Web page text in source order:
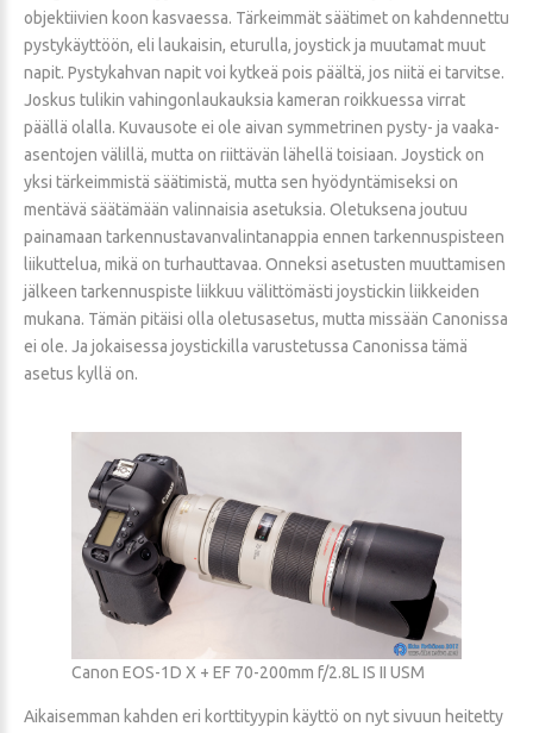
objektiivien koon kasvaessa. Tärkeimmät säätimet on kahdennettu
pystykäyttöön, eli laukaisin, eturulla, joystick ja muutamat muut
napit. Pystykahvan napit voi kytkeä pois päältä, jos niitä ei tarvitse.
Joskus tulikin vahingonlaukauksia kameran roikkuessa virrat
päällä olalla. Kuvausote ei ole aivan symmetrinen pysty- ja vaaka-
asentojen välillä, mutta on riittävän lähellä toisiaan. Joystick on
yksi tärkeimmistä säätimistä, mutta sen hyödyntämiseksi on
mentävä säätämään valinnaisia asetuksia. Oletuksena joutuu
painamaan tarkennustavanvalintanappia ennen tarkennuspisteen
liikuttelua, mikä on turhauttavaa. Onneksi asetusten muuttamisen
jälkeen tarkennuspiste liikkuu välittömästi joystickin liikkeiden
mukana. Tämän pitäisi olla oletusasetus, mutta missään Canonissa
ei ole. Ja jokaisessa joystickilla varustetussa Canonissa tämä
asetus kyllä on.
Canon EOS-1D X + EF 70-200mm f/2.8L IS II USM
Aikaisemman kahden eri korttityypin käyttö on nyt sivuun heitetty